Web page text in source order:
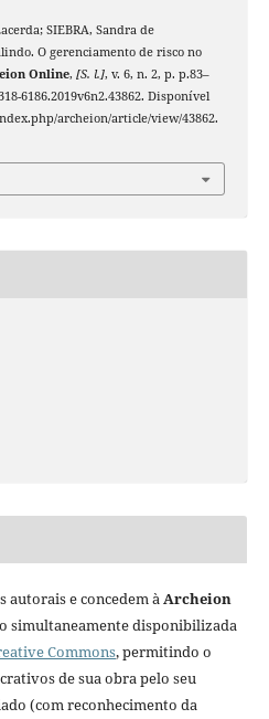
SIEBRA, Sandra de
O gerenciamento de risco no
Online, [S. l.], v. 6, n. 2, p. p.83–
6186.2019v6n2.43862. Disponível
archeion/article/view/43862.
autorais e concedem à Archeion
simultaneamente disponibilizada
Commons, permitindo o
de sua obra pelo seu
(com reconhecimento da